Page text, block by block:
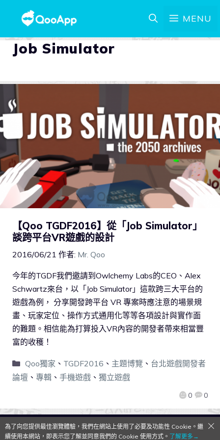
MENU
Job Simulator
【Qoo TGDF2016】從「Job Simulator」
談跨平台VR遊戲的設計
2016/06/21 作者: Mr. Qoo
0 0
今年的TGDF我們邀請到Owlchemy Labs的CEO、Alex
Schwartz來台，以「Job Simulator」這款跨三大平台的
遊戲為例， 分享開發跨平台 VR 專案時應注意的場景規
畫、玩家定位、操作方式通用化等等各項設計與實作面
的難題。相信能為打算投入VR內容的開發者帶來相當豐
富的收穫！
Qoo獨家 、 TGDF2016 、 主題博覽 、 台北遊戲開發者
論壇 、 專輯 、 手機遊戲 、 獨立遊戲
QooApp Limited © 2026
為了向您提供最佳瀏覽體驗，我們在網站上使用了必要及功能性 Cookie。繼
續使用本網站，即表示您了解並同意我們的 Cookie 使用方式。 了解更多→